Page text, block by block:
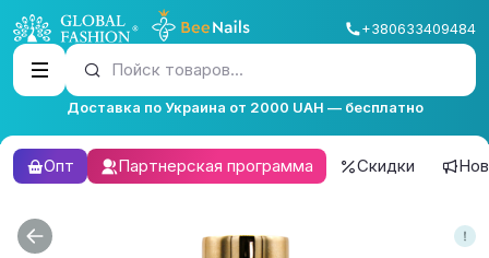
+380633409484
Пойск товаров...
Доставка по Украина от 2000 UAH — бесплатно
Опт Партнерская программа Скидки